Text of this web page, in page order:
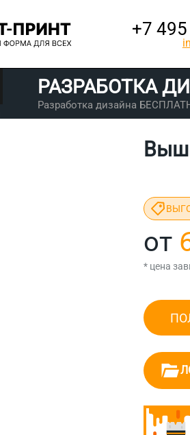
+7 495
РАЗРАБОТКА
Разработка дизайна
от
* цена